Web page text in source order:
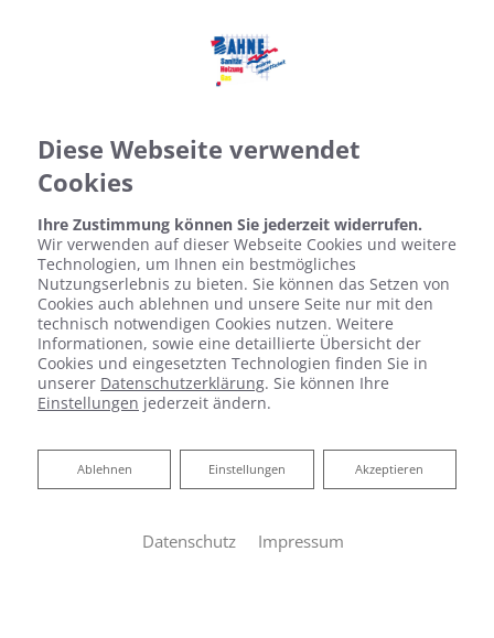
Diese Webseite verwendet
Cookies
Ihre Zustimmung können Sie jederzeit widerrufen.
Wir verwenden auf dieser Webseite Cookies und weitere
Technologien, um Ihnen ein bestmögliches
Nutzungserlebnis zu bieten. Sie können das Setzen von
Cookies auch ablehnen und unsere Seite nur mit den
technisch notwendigen Cookies nutzen. Weitere
Informationen, sowie eine detaillierte Übersicht der
Cookies und eingesetzten Technologien finden Sie in
unserer Datenschutzerklärung. Sie können Ihre
Einstellungen jederzeit ändern.
Akzeptieren
Einstellungen
Ablehnen
Ablehnen
Datenschutz Impressum